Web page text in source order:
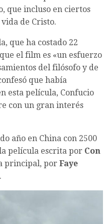
que incluso en ciertos
de Cristo.
que ha costado 22
el film es «un esfuerzo
del filósofo y de
que había
esta película, Confucio
con un gran interés
año en China con 2500
película escrita por Con
principal, por Faye